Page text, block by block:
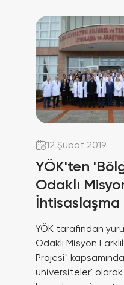
12 Şubat 2019
YÖK'ten
Odaklı
İhtisaslaşma
YÖK tarafından
Odaklı Misyon
Projesi"
üniversiteler'